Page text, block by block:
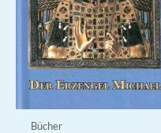
Bücher